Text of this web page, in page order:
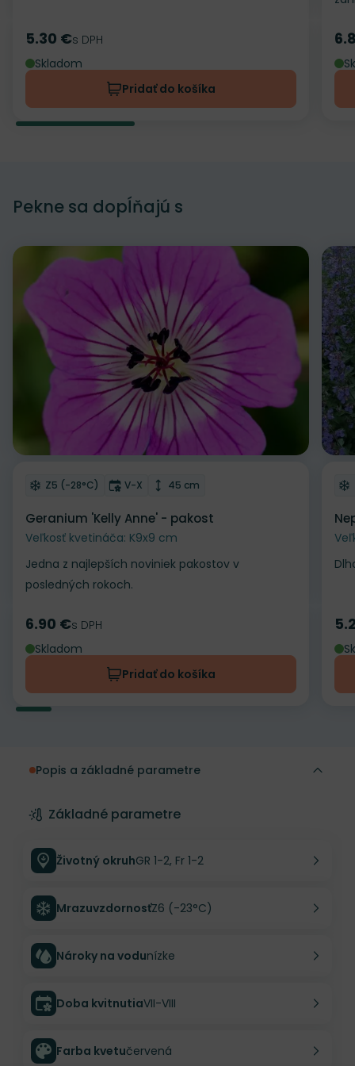
Cena
5.30 €s DPH
Skladom
Pridať do košíka
Pekne sa dopĺňajú s
Odober do zoznamu želaní
Mrazuvzdornosť
Z5 (-28°C) Doba kvitnutia
V-X Výška rastliny
45 cm
Geranium 'Kelly Anne' - pakost
Veľkosť kvetináča: K9x9 cm
Jedna z najlepších noviniek pakostov v
posledných rokoch.
Cena
6.90 €s DPH
Skladom
Pridať do košíka
Popis a základné parametre
Základné parametre
Životný okruhGR 1-2, Fr 1-2
MrazuvzdornosťZ6 (-23°C)
Nároky na vodunízke
Doba kvitnutiaVII-VIII
Farba kvetučervená